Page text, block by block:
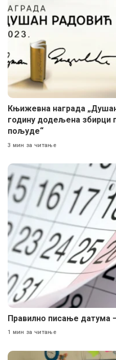
Књижевна награда
годину додељена збирци
пољуде“
3 мин за читање
Правилно писање датума
1 мин за читање